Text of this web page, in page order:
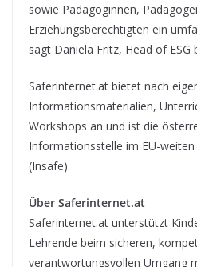
sowie Pädagoginnen,
Erziehungsberechtigten ein
sagt Daniela Fritz, Head of ESG
Saferinternet.at bietet nach
Informationsmaterialien,
Workshops an und ist die
Informationsstelle im EU-
(Insafe).
Über Saferinternet.at
Saferinternet.at unterstützt
Lehrende beim sicheren,
verantwortungsvollen Umgang